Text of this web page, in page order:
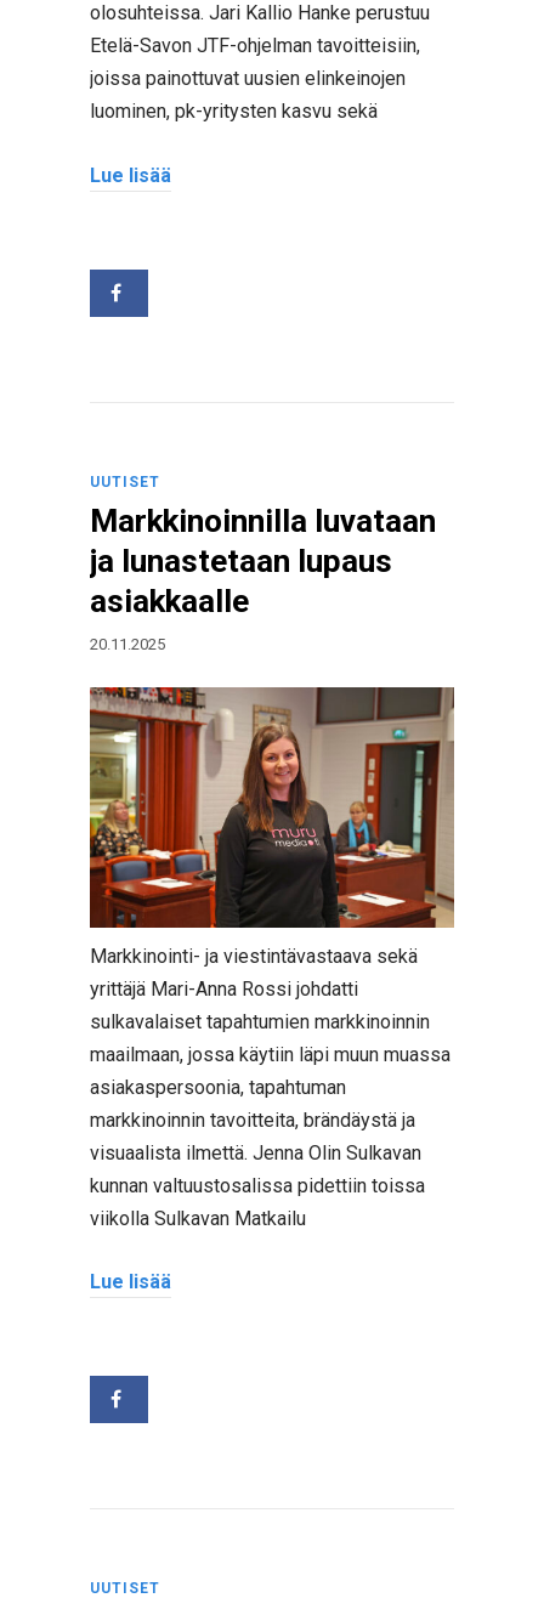
olosuhteissa. Jari Kallio Hanke perustuu
Etelä-Savon JTF-ohjelman tavoitteisiin,
joissa painottuvat uusien elinkeinojen
luominen, pk-yritysten kasvu sekä
Lue lisää
UUTISET
Markkinoinnilla luvataan
ja lunastetaan lupaus
asiakkaalle
20.11.2025
Markkinointi- ja viestintävastaava sekä
yrittäjä Mari-Anna Rossi johdatti
sulkavalaiset tapahtumien markkinoinnin
maailmaan, jossa käytiin läpi muun muassa
asiakaspersoonia, tapahtuman
markkinoinnin tavoitteita, brändäystä ja
visuaalista ilmettä. Jenna Olin Sulkavan
kunnan valtuustosalissa pidettiin toissa
viikolla Sulkavan Matkailu
Lue lisää
UUTISET